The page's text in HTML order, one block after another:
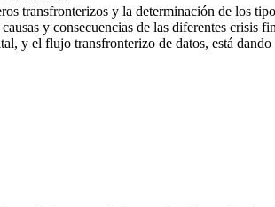
transfronterizos y la determinación de los
y consecuencias de las diferentes crisis
y el flujo transfronterizo de datos, está